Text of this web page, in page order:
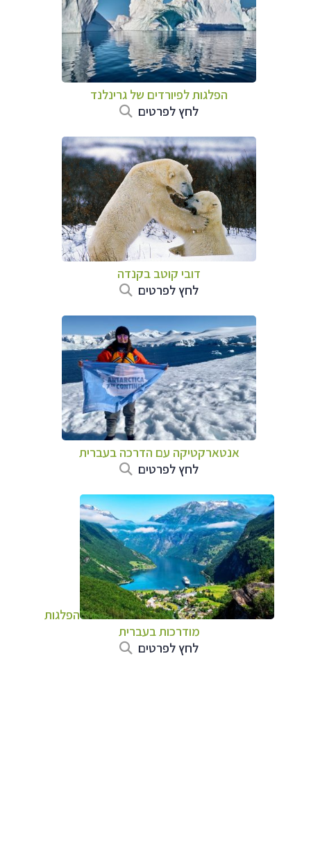
הפלגות לפיורדים של גרינלנד
לחץ לפרטים
דובי קוטב בקנדה
לחץ לפרטים
אנטארקטיקה עם הדרכה בעברית
לחץ לפרטים
הפלגות
מודרכות בעברית
לחץ לפרטים